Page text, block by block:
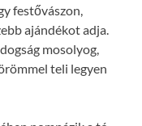
festővászon,
ajándékot adja.
mosolyog,
teli legyen